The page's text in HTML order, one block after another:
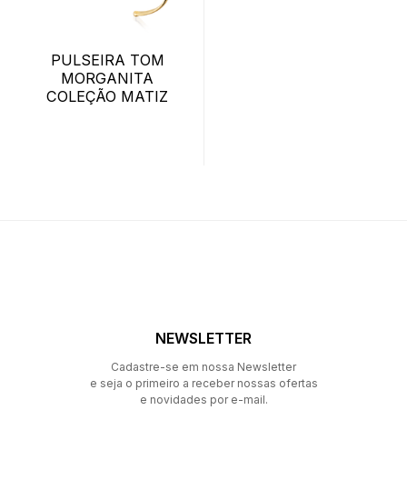
PULSEIRA TOM
MORGANITA
COLEÇÃO MATIZ
NEWSLETTER
Cadastre-se em nossa Newsletter
e seja o primeiro a receber nossas ofertas
e novidades por e-mail.